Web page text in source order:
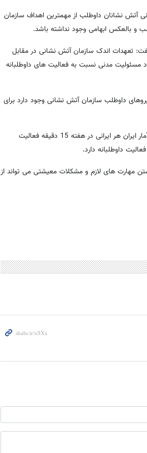
آتش نشانان داوطلب از مهمترین اهداف سازمان
و بالعکس ابهامی وجود نداشته باشد.
تعهدات اندک سازمان آتش نشانی در مقابل
مسئولیت مدنی نسبت به فعالیت های داوطلبانه
داوطلب سازمان آتش نشانی وجود دارد برای
ایمانی جاجرمی با اشاره به معیار فعالیت های داوطلبانه در جهان گفت: بر اساس اطلاعات مرکز آمار ایران هر ایرانی در هفته 15 دقیقه فعالیت
مهارت های لازم و مشکلات معیشتی می تواند از